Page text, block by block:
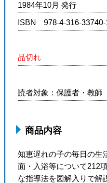
1984年10月 発行
ISBN 978-4-316-33740-
品切れ
読者対象：保護者・教師
商品内容
知恵遅れの子の毎日の生
面・入浴等について212
な指導法を図解入りで解